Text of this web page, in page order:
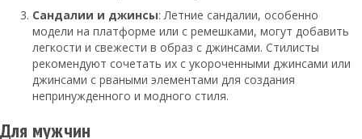
Сандалии и джинсы: Летние сандалии, особенно
модели на платформе или с ремешками, могут добавить
легкости и свежести в образ с джинсами. Стилисты
рекомендуют сочетать их с укороченными джинсами или
джинсами с рваными элементами для создания
непринужденного и модного стиля.
Для мужчин